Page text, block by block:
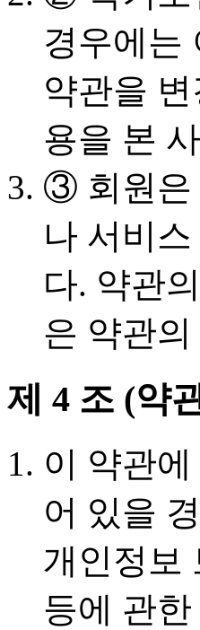
경우에는
약관을
용을 본
③ 회원은
나 서비
다. 약관
은 약관
제 4 조 (약
이 약관
어 있을
개인정보
등에 관